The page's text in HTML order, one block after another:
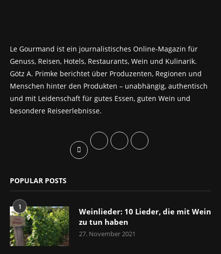
Le Gourmand ist ein journalistisches Online-Magazin für
Genuss, Reisen, Hotels, Restaurants, Wein und Kulinarik.
Götz A. Primke berichtet über Produzenten, Regionen und
Menschen hinter den Produkten – unabhängig, authentisch
und mit Leidenschaft für gutes Essen, guten Wein und
besondere Reiseerlebnisse.
POPULAR POSTS
1
Weinlieder: 10 Lieder, die mit Wein
zu tun haben
27. November 2021